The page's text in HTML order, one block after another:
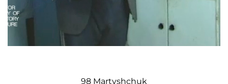
98 Martyshchuk